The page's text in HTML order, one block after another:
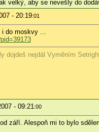
velký, aby se nevešly do
- 20:19:01
i do moskvy ...
dojdeš nejdál Vyměním
- 09:21:00
září. Alespoň mi to bylo